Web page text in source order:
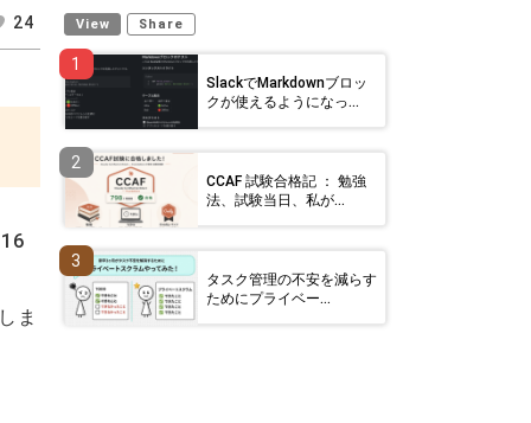
24
ま
View Share
1
SlackでMarkdownブロッ
クが使えるようになっ...
2
CCAF 試験合格記 ： 勉強
法、試験当日、私が...
3
タスク管理の不安を減らす
ためにプライベー...